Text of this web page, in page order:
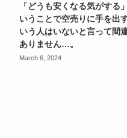
「どうも安くなる気がする
いうことで空売りに手を出
いう人はいないと言って間
ありません…。
March 6, 2024